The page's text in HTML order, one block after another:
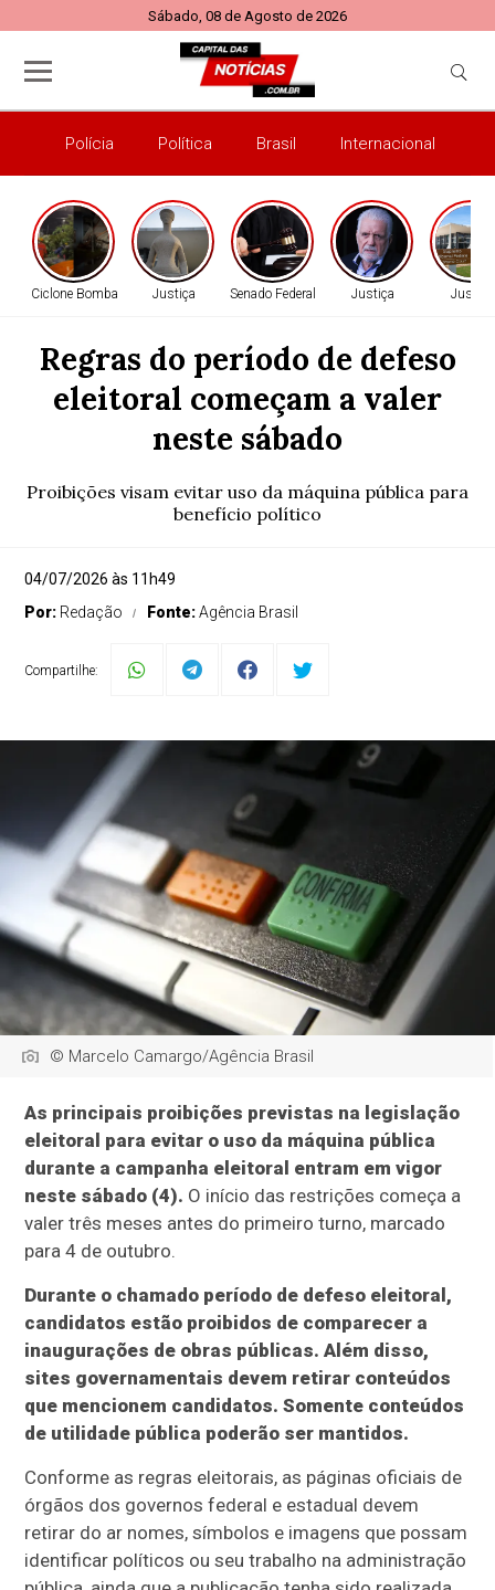
Sábado, 08 de Agosto de 2026
Polícia Política Brasil Internacional
Ciclone Bomba Justiça Senado Federal Justiça Justiça
Regras do período de defeso
eleitoral começam a valer
neste sábado
Proibições visam evitar uso da máquina pública para
benefício político
04/07/2026 às 11h49
Por: Redação Fonte:Agência Brasil
Compartilhe:
© Marcelo Camargo/Agência Brasil
As principais proibições previstas na legislação
eleitoral para evitar o uso da máquina pública
durante a campanha eleitoral entram em vigor
neste sábado (4). O início das restrições começa a
valer três meses antes do primeiro turno, marcado
para 4 de outubro.
Durante o chamado período de defeso eleitoral,
candidatos estão proibidos de comparecer a
inaugurações de obras públicas. Além disso,
sites governamentais devem retirar conteúdos
que mencionem candidatos. Somente conteúdos
de utilidade pública poderão ser mantidos.
Conforme as regras eleitorais, as páginas oficiais de
órgãos dos governos federal e estadual devem
retirar do ar nomes, símbolos e imagens que possam
identificar políticos ou seu trabalho na administração